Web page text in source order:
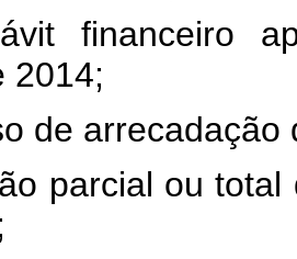
financeiro
2014;
de
parcial ou